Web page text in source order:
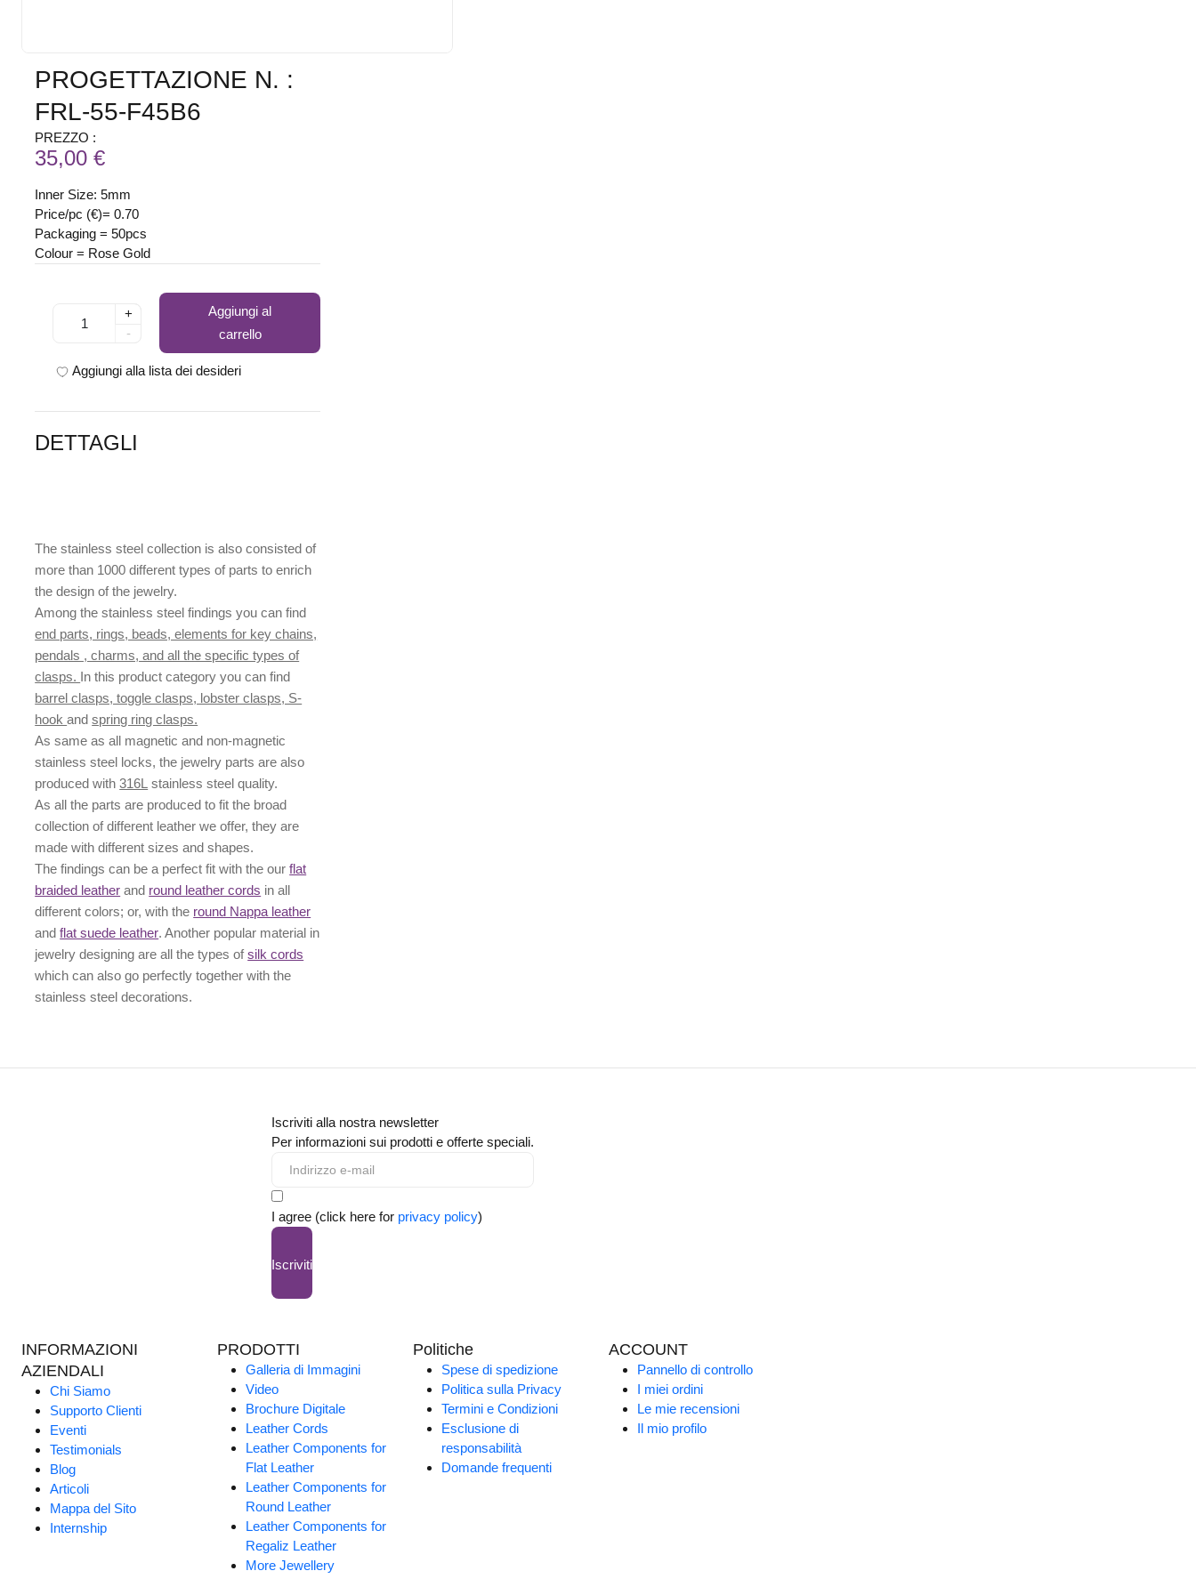
PROGETTAZIONE N. :
FRL-55-F45B6
PREZZO :
35,00 €
Inner Size: 5mm
Price/pc (€)= 0.70
Packaging = 50pcs
Colour = Rose Gold
+
-
Aggiungi al
carrello
Aggiungi alla lista dei desideri
DETTAGLI
The stainless steel collection is also consisted of
more than 1000 different types of parts to enrich
the design of the jewelry.
Among the stainless steel findings you can find
end parts, rings, beads, elements for key chains,
pendals , charms, and all the specific types of
clasps. In this product category you can find
barrel clasps, toggle clasps, lobster clasps, S-
hookandspring ring clasps.
As same as all magnetic and non-magnetic
stainless steel locks, the jewelry parts are also
produced with316L stainless steel quality.
As all the parts are produced to fit the broad
collection of different leather we offer, they are
made with different sizes andshapes.
The findings can be a perfect fit with the ourflat
braided leather and round leather cords in all
different colors; or, with the round Nappa leather
andflat suede leather. Another popular material in
jewelry designing are all the types ofsilk cords
which can also go perfectly together with the
stainless steel decorations.
Iscriviti alla nostra newsletter
Per informazioni sui prodotti e offerte speciali.
I agree (click here for privacy policy)
Iscriviti
INFORMAZIONI
AZIENDALI
Chi Siamo
Supporto Clienti
Eventi
Testimonials
Blog
Articoli
Mappa del Sito
Internship
PRODOTTI
Galleria di Immagini
Video
Brochure Digitale
Leather Cords
Leather Components for
Flat Leather
Leather Components for
Round Leather
Leather Components for
Regaliz Leather
More Jewellery
Politiche
Spese di spedizione
Politica sulla Privacy
Termini e Condizioni
Esclusione di
responsabilità
Domande frequenti
ACCOUNT
Pannello di controllo
I miei ordini
Le mie recensioni
Il mio profilo